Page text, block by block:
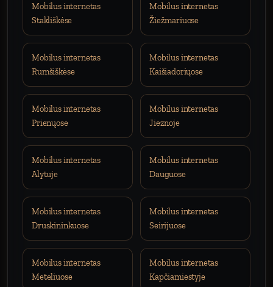
Mobilus internetas
Stakliškėse
Mobilus internetas
Žiežmariuose
Mobilus internetas
Rumšiškėse
Mobilus internetas
Kaišiadoriųose
Mobilus internetas
Prienųose
Mobilus internetas
Jieznoje
Mobilus internetas
Alytuje
Mobilus internetas
Dauguose
Mobilus internetas
Druskininkuose
Mobilus internetas
Seirijuose
Mobilus internetas
Meteliuose
Mobilus internetas
Kapčiamiestyje